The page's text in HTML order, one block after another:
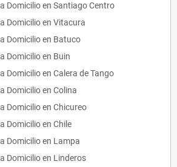
Domicilio en Santiago Centro
Domicilio en Vitacura
Domicilio en Batuco
Domicilio en Buin
Domicilio en Calera de Tango
Domicilio en Colina
Domicilio en Chicureo
Domicilio en Chile
Domicilio en Lampa
Domicilio en Linderos